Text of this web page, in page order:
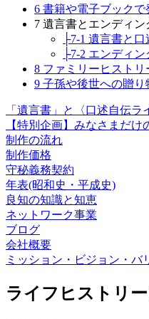
6 書籍や電子ブックで
7 遺言書とエンディン
├7-1 遺言書と
├7-2 エンディ
8 ファミリーヒストリ
9 子孫や後世への贈り
「遺言書」と〈口述自伝ラ
【特別企画】みなさまだ
制作の流れ
制作価格
守秘義務契約
年表(昭和史・平成史)
良知の知識と知恵
ネットワーク事業
ブログ
会社概要
ミッション・ビジョン・バ
ライフヒストリ